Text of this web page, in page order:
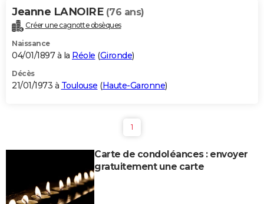
Jeanne LANOIRE (76 ans)
Créer une cagnotte obsèques
Naissance
04/01/1897 à la Réole (Gironde)
Décès
21/01/1973 à Toulouse (Haute-Garonne)
1
Carte de condoléances : envoyer
gratuitement une carte